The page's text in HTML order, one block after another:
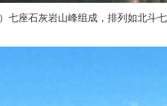
座石灰岩山峰组成，排列如北斗